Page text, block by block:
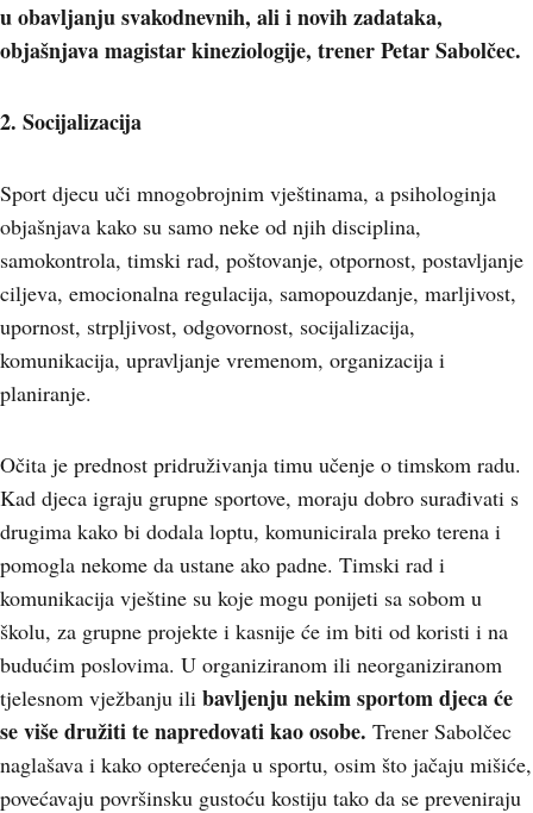
u obavljanju svakodnevnih, ali i novih zadataka,
objašnjava magistar kineziologije, trener Petar Sabolčec.
2. Socijalizacija
Sport djecu uči mnogobrojnim vještinama, a psihologinja
objašnjava kako su samo neke od njih disciplina,
samokontrola, timski rad, poštovanje, otpornost, postavljanje
ciljeva, emocionalna regulacija, samopouzdanje, marljivost,
upornost, strpljivost, odgovornost, socijalizacija,
komunikacija, upravljanje vremenom, organizacija i
planiranje.
Očita je prednost pridruživanja timu učenje o timskom radu.
Kad djeca igraju grupne sportove, moraju dobro surađivati s
drugima kako bi dodala loptu, komunicirala preko terena i
pomogla nekome da ustane ako padne. Timski rad i
komunikacija vještine su koje mogu ponijeti sa sobom u
školu, za grupne projekte i kasnije će im biti od koristi i na
budućim poslovima. U organiziranom ili neorganiziranom
tjelesnom vježbanju ili bavljenju nekim sportomdjeca će
se više družiti te napredovati kao osobe. Trener Sabolčec
naglašava i kako opterećenja u sportu, osim što jačaju mišiće,
povećavaju površinsku gustoću kostiju tako da se preveniraju